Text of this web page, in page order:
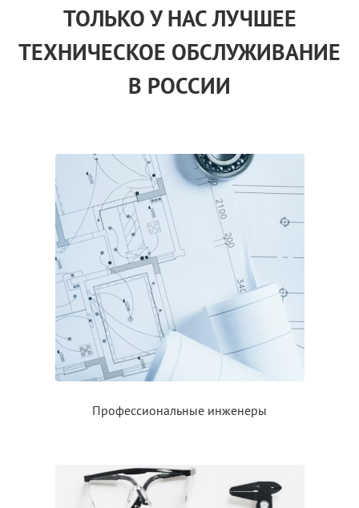
ТОЛЬКОУ НАСЛУЧШЕЕ
ТЕХНИЧЕСКОЕ ОБСЛУЖИВАНИЕ
В РОССИИ
Профессиональные инженеры